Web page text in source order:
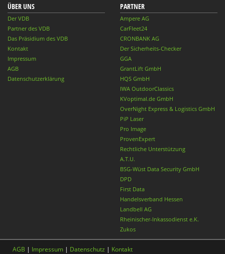
ÜBER UNS
Der VDB
Partner des VDB
Das Präsidium des VDB
Kontakt
Impressum
AGB
Datenschutzerklärung
PARTNER
Ampere AG
CarFleet24
CRONBANK AG
Der Sicherheits-Checker
GGA
GrantLift GmbH
HQS GmbH
IWA OutdoorClassics
KVoptimal.de GmbH
OverNight Express & Logistics GmbH
PiP Laser
Pro Image
ProvenExpert
Rechtliche Unterstützung
A.T.U.
BSG-Wüst Data Security GmbH
DPD
First Data
Handelsverband Hessen
Landbell AG
Rheinischer-Inkassodienst e.K.
Zukos
AGB | Impressum | Datenschutz | Kontakt